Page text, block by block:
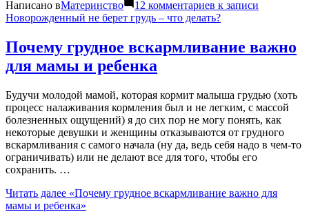
Написано вМатеринство 12 комментариев к записи
Новорожденный не берет грудь – что делать?
Почему грудное вскармливание важно
для мамы и ребенка
Будучи молодой мамой, которая кормит малыша грудью (хоть
процесс налаживания кормления был и не легким, с массой
болезненных ощущений) я до сих пор не могу понять, как
некоторые девушки и женщины отказываются от грудного
вскармливания с самого начала (ну да, ведь себя надо в чем-то
ограничивать) или не делают все для того, чтобы его
сохранить. …
Читать далее «Почему грудное вскармливание важно для
мамы и ребенка»